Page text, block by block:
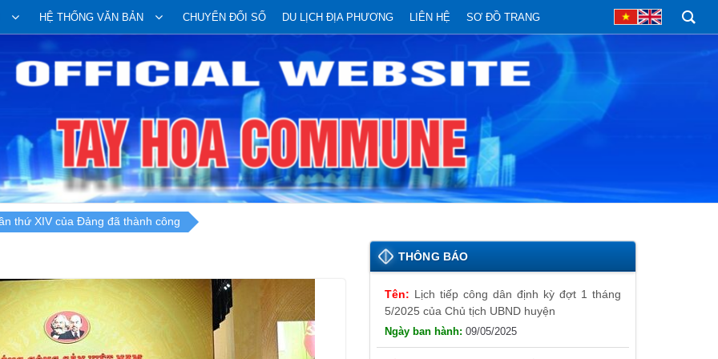
HỆ THỐNG VĂN BẢN CHUYỂN ĐỔI SỐ DU LỊCH ĐỊA PHƯƠNG LIÊN HỆ SƠ ĐỒ TRANG
thứ XIV của Đảng đã thành công
THÔNG BÁO
Lịch tiếp công dân định kỳ đợt 1 tháng
5/2025 của Chủ tịch UBND huyện
09/05/2025
Thông báo đăng ký tiếp công dân định